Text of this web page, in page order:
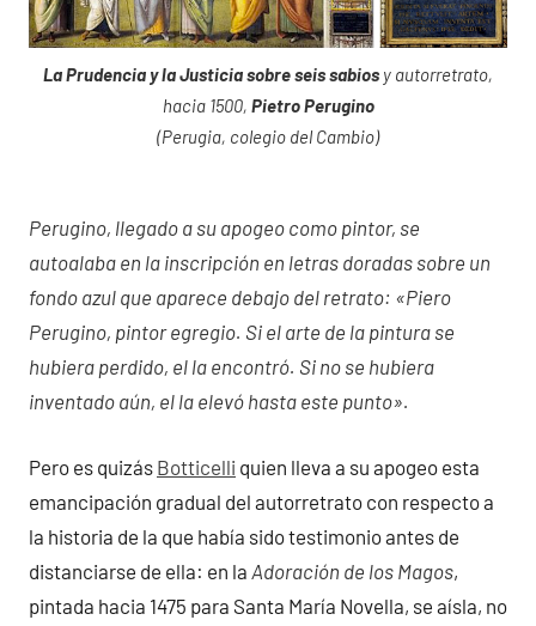
La Prudencia y la Justicia sobre seis sabios y autorretrato,
hacia 1500, Pietro Perugino
(Perugia, colegio del Cambio)
Perugino, llegado a su apogeo como pintor, se
autoalaba en la inscripción en letras doradas sobre un
fondo azul que aparece debajo del retrato: «Piero
Perugino, pintor egregio. Si el arte de la pintura se
hubiera perdido, el la encontró. Si no se hubiera
inventado aún, el la elevó hasta este punto».
Pero es quizás Botticelli quien lleva a su apogeo esta
emancipación gradual del autorretrato con respecto a
la historia de la que había sido testimonio antes de
distanciarse de ella: en la Adoración de los Magos,
pintada hacia 1475 para Santa María Novella, se aísla, no